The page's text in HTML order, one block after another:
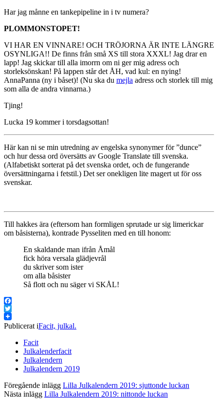
Har jag månne en tankepipeline in i tv numera?
PLOMMONSTOPET!
VI HAR EN VINNARE! OCH TRÖJORNA ÄR INTE LÄNGRE
OSYNLIGA!! De finns från små XS till stora XXXL! Jag drar en
lapp! Jag skickar till alla imorrn om ni ger mig adress och
storleksönskan! På lappen står det ÅH, vad kul: en nying!
AnnaPanna (ny i båset)! (Nu ska du mejla adress och storlek till mig
som alla de andra vinnarna.)
Tjing!
Lucka 19 kommer i torsdagsottan!
Här kan ni se min utredning av engelska synonymer för ”dunce”
och hur dessa ord översätts av Google Translate till svenska.
(Alfabetiskt sorterat på det svenska ordet, och de fungerande
översättningarna i fetstil.) Det ser onekligen lite magert ut för oss
svenskar.
Till hakkes ära (eftersom han formligen sprutade ur sig limerickar
om båsisterna), kontrade Pysseliten med en till honom:
En skaldande man ifrån Åmål
fick höra versala glädjevrål
du skriver som ister
om alla båsister
Så flott och nu säger vi SKÅL!
Facebook
Twitter
Publicerat iFacit, julkal.
Facit
Julkalenderfacit
Julkalendern
Julkalendern 2019
Föregående inlägg Lilla Julkalendern 2019: sjuttonde luckan
Nästa inlägg Lilla Julkalendern 2019: nittonde luckan